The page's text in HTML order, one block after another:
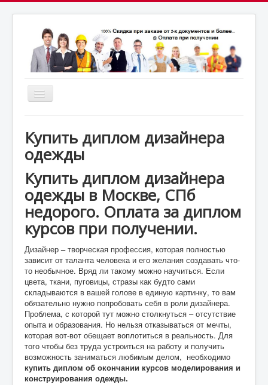
Включить/
СПБ: +7(812)987-53-69
Купить диплом дизайнера
одежды
Купить диплом дизайнера
одежды в Москве, СПб
недорого. Оплата за диплом
курсов при получении.
Дизайнер–творческая профессия, которая полностью
зависит от таланта человека и его желания создавать что-
то необычное. Вряд ли такому можно научиться. Если
цвета, ткани, пуговицы, стразы как будто сами
складываются в вашей голове в единую картинку, то вам
обязательно нужно попробовать себя в роли дизайнера.
Проблема, с которой тут можно столкнуться – отсутствие
опыта и образования. Но нельзя отказываться от мечты,
которая вот-вот обещает воплотиться в реальность. Для
того чтобы без труда устроиться на работу и получить
возможность заниматься любимым делом, необходимо
купить диплом об окончании курсов моделирования и
конструирования одежды.